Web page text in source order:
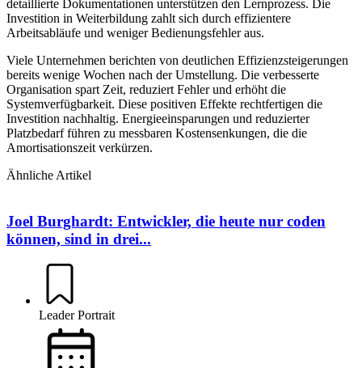
detaillierte Dokumentationen unterstützen den Lernprozess. Die
Investition in Weiterbildung zahlt sich durch effizientere
Arbeitsabläufe und weniger Bedienungsfehler aus.
Viele Unternehmen berichten von deutlichen Effizienzsteigerungen
bereits wenige Wochen nach der Umstellung. Die verbesserte
Organisation spart Zeit, reduziert Fehler und erhöht die
Systemverfügbarkeit. Diese positiven Effekte rechtfertigen die
Investition nachhaltig. Energieeinsparungen und reduzierter
Platzbedarf führen zu messbaren Kostensenkungen, die die
Amortisationszeit verkürzen.
Ähnliche Artikel
Joel Burghardt: Entwickler, die heute nur coden
können, sind in drei...
Leader Portrait